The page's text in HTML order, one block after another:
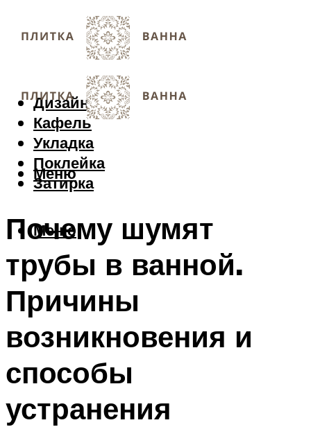
Дизайн
Кафель
Укладка
Поклейка
Затирка
Меню
Меню
Почему шумят
трубы в ванной.
Причины
возникновения и
способы
устранения